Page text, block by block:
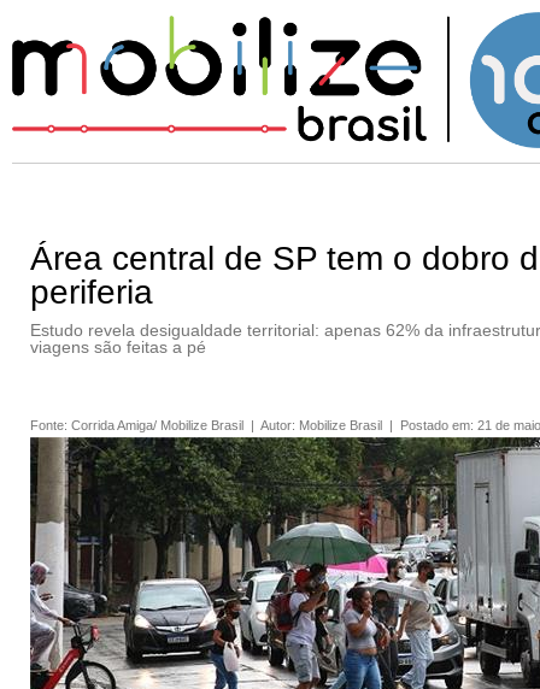
Área central de SP tem o dobro
periferia
Estudo revela desigualdade territorial: apenas 62% da
viagens são feitas a pé
Fonte: Corrida Amiga/ Mobilize Brasil | Autor: Mobilize Brasil | Postado em: 21 de